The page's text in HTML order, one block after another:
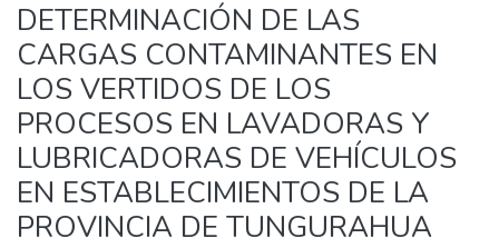
DETERMINACIÓN DE LAS
CARGAS CONTAMINANTES EN
LOS VERTIDOS DE LOS
PROCESOS EN LAVADORAS Y
LUBRICADORAS DE VEHÍCULOS
EN ESTABLECIMIENTOS DE LA
PROVINCIA DE TUNGURAHUA